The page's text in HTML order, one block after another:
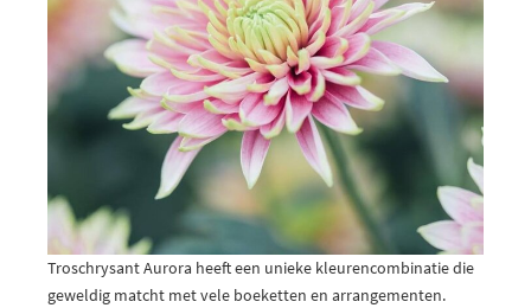
Troschrysant Aurora heeft een unieke kleurencombinatie die
geweldig matcht met vele boeketten en arrangementen.